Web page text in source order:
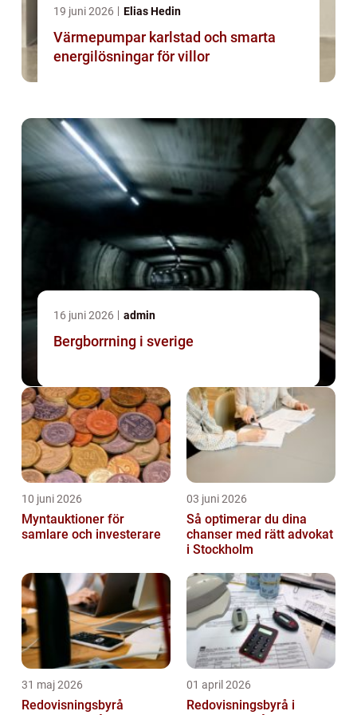
19 juni 2026 Elias Hedin
Värmepumpar karlstad och smarta
energilösningar för villor
16 juni 2026 admin
Bergborrning i sverige
10 juni 2026
Myntauktioner för
samlare och investerare
03 juni 2026
Så optimerar du dina
chanser med rätt advokat
i Stockholm
31 maj 2026
Redovisningsbyrå
01 april 2026
Redovisningsbyrå i